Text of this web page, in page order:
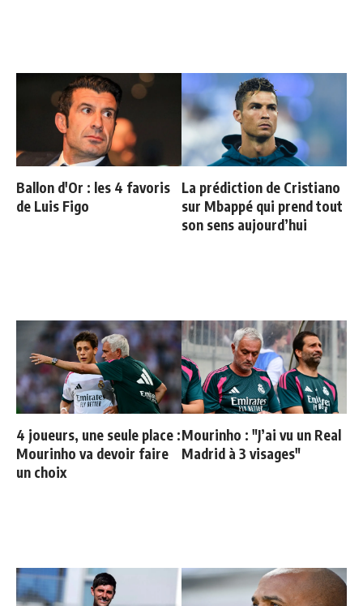
Ballon d'Or : les 4 favoris
de Luis Figo
La prédiction de Cristiano
sur Mbappé qui prend tout
son sens aujourd’hui
4 joueurs, une seule place :
Mourinho va devoir faire
un choix
Mourinho : "J’ai vu un Real
Madrid à 3 visages"